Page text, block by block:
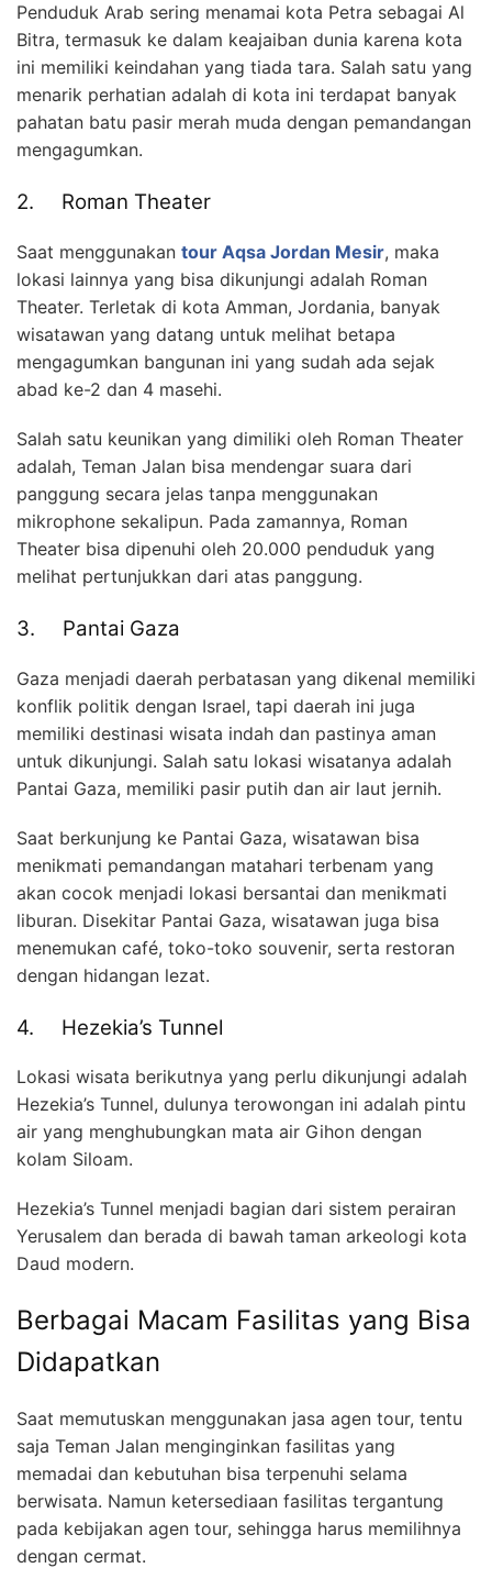
Penduduk Arab sering menamai kota Petra sebagai Al
Bitra, termasuk ke dalam keajaiban dunia karena kota
ini memiliki keindahan yang tiada tara. Salah satu yang
menarik perhatian adalah di kota ini terdapat banyak
pahatan batu pasir merah muda dengan pemandangan
mengagumkan.
2. Roman Theater
Saat menggunakan tour Aqsa Jordan Mesir, maka
lokasi lainnya yang bisa dikunjungi adalah Roman
Theater. Terletak di kota Amman, Jordania, banyak
wisatawan yang datang untuk melihat betapa
mengagumkan bangunan ini yang sudah ada sejak
abad ke-2 dan 4 masehi.
Salah satu keunikan yang dimiliki oleh Roman Theater
adalah, Teman Jalan bisa mendengar suara dari
panggung secara jelas tanpa menggunakan
mikrophone sekalipun. Pada zamannya, Roman
Theater bisa dipenuhi oleh 20.000 penduduk yang
melihat pertunjukkan dari atas panggung.
3. Pantai Gaza
Gaza menjadi daerah perbatasan yang dikenal memiliki
konflik politik dengan Israel, tapi daerah ini juga
memiliki destinasi wisata indah dan pastinya aman
untuk dikunjungi. Salah satu lokasi wisatanya adalah
Pantai Gaza, memiliki pasir putih dan air laut jernih.
Saat berkunjung ke Pantai Gaza, wisatawan bisa
menikmati pemandangan matahari terbenam yang
akan cocok menjadi lokasi bersantai dan menikmati
liburan. Disekitar Pantai Gaza, wisatawan juga bisa
menemukan café, toko-toko souvenir, serta restoran
dengan hidangan lezat.
4. Hezekia’s Tunnel
Lokasi wisata berikutnya yang perlu dikunjungi adalah
Hezekia’s Tunnel, dulunya terowongan ini adalah pintu
air yang menghubungkan mata air Gihon dengan
kolam Siloam.
Hezekia’s Tunnel menjadi bagian dari sistem perairan
Yerusalem dan berada di bawah taman arkeologi kota
Daud modern.
Berbagai Macam Fasilitas yang Bisa
Didapatkan
Saat memutuskan menggunakan jasa agen tour, tentu
saja Teman Jalan menginginkan fasilitas yang
memadai dan kebutuhan bisa terpenuhi selama
berwisata. Namun ketersediaan fasilitas tergantung
pada kebijakan agen tour, sehingga harus memilihnya
dengan cermat.